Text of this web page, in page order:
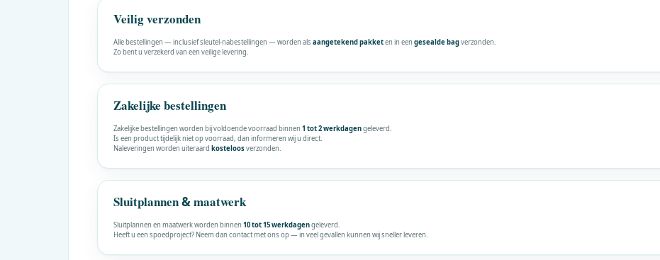
Veilig verzonden
Alle bestellingen — inclusief sleutel-nabestellingen — worden als aangetekend pakketen in een gesealde bagverzonden.
Zo bent u verzekerd van een veilige levering.
Zakelijke bestellingen
Zakelijke bestellingen worden bij voldoende voorraad binnen 1 tot 2 werkdagengeleverd.
Is een product tijdelijk niet op voorraad, dan informeren wij u direct.
Naleveringen worden uiteraard kosteloosverzonden.
Sluitplannen& maatwerk
Sluitplannen en maatwerk worden binnen 10 tot 15 werkdagengeleverd.
Heeft u een spoedproject? Neem dan contact met ons op — in veel gevallen kunnen wij sneller leveren.